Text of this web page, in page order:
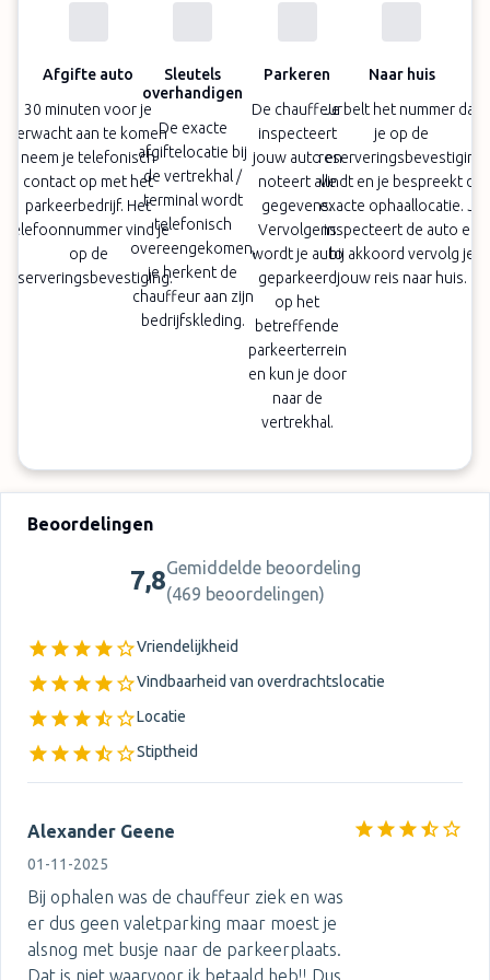
Afgifte auto
30 minuten voor je
verwacht aan te komen
neem je telefonisch
contact op met het
parkeerbedrijf. Het
telefoonnummer vind je
op de
reserveringsbevestiging.
Sleutels
overhandigen
De exacte
afgiftelocatie bij
de vertrekhal /
terminal wordt
telefonisch
overeengekomen,
je herkent de
chauffeur aan zijn
bedrijfskleding.
Parkeren
De chauffeur
inspecteert
jouw auto en
noteert alle
gegevens.
Vervolgens
wordt je auto
geparkeerd
op het
betreffende
parkeerterrein
en kun je door
naar de
vertrekhal.
Naar huis
Je belt het nummer dat
je op de
reserveringsbevestiging
vindt en je bespreekt de
exacte ophaallocatie. Je
inspecteert de auto en
bij akkoord vervolg je
jouw reis naar huis.
Beoordelingen
7,8Gemiddelde beoordeling
(469 beoordelingen)
Vriendelijkheid
Vindbaarheid van overdrachtslocatie
Locatie
Stiptheid
Alexander Geene
01-11-2025
Bij ophalen was de chauffeur ziek en was
er dus geen valetparking maar moest je
alsnog met busje naar de parkeerplaats.
Dat is niet waarvoor ik betaald heb!! Dus